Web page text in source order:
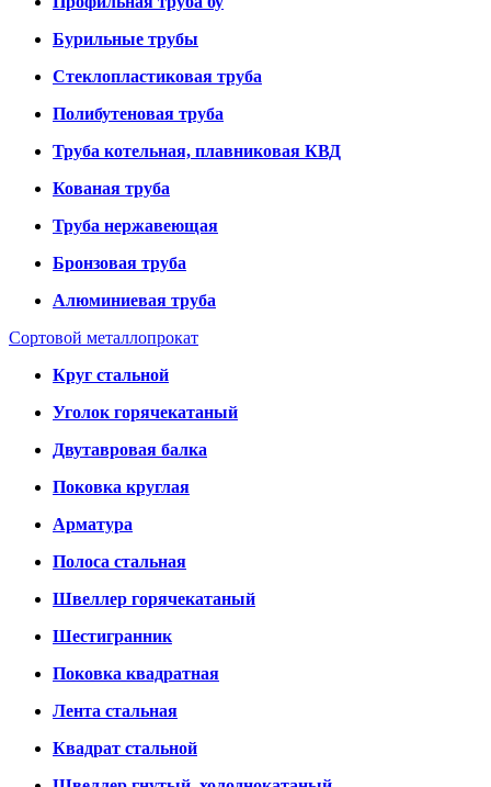
Бурильные трубы
Стеклопластиковая труба
Полибутеновая труба
Труба котельная, плавниковая КВД
Кованая труба
Труба нержавеющая
Бронзовая труба
Алюминиевая труба
Сортовой металлопрокат
Круг стальной
Уголок горячекатаный
Двутавровая балка
Поковка круглая
Арматура
Полоса стальная
Швеллер горячекатаный
Шестигранник
Поковка квадратная
Лента стальная
Квадрат стальной